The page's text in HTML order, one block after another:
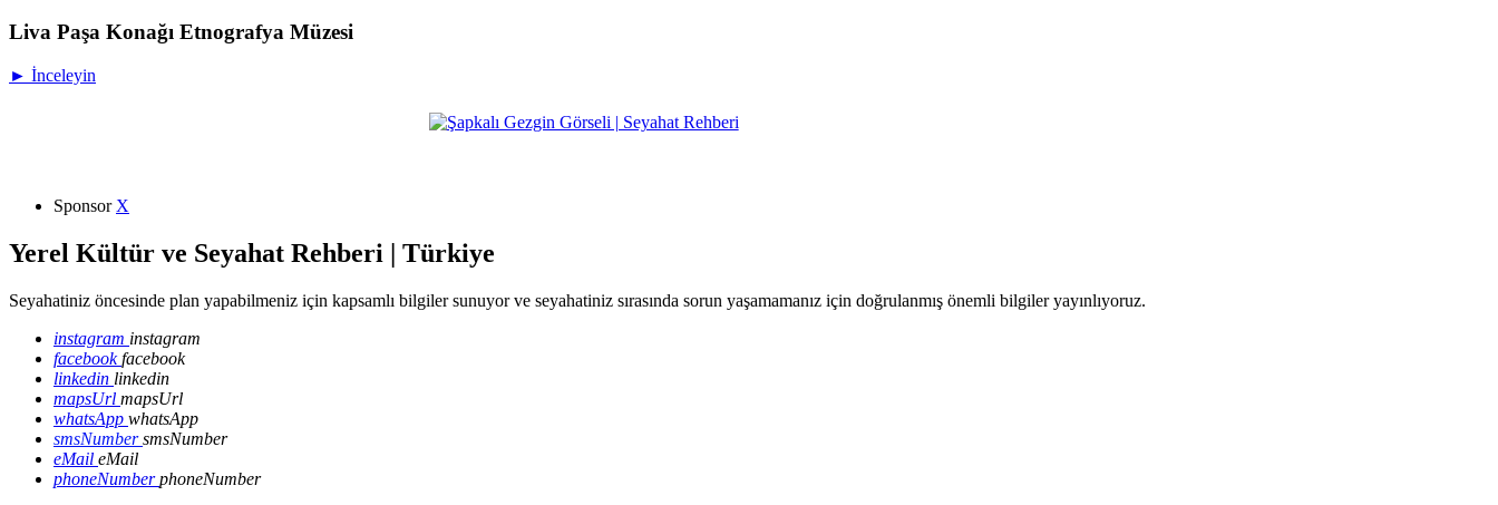
Liva Paşa Konağı Etnografya Müzesi
► İnceleyin
Sponsor X
Yerel Kültür ve Seyahat Rehberi | Türkiye
Seyahatiniz öncesinde plan yapabilmeniz için kapsamlı bilgiler sunuyor ve seyahatiniz sırasında sorun yaşamamanız için doğrulanmış önemli bilgiler yayınlıyoruz.
instagram instagram
facebookfacebook
linkedin linkedin
mapsUrl mapsUrl
whatsApp whatsApp
smsNumbersmsNumber
eMail eMail
phoneNumberphoneNumber